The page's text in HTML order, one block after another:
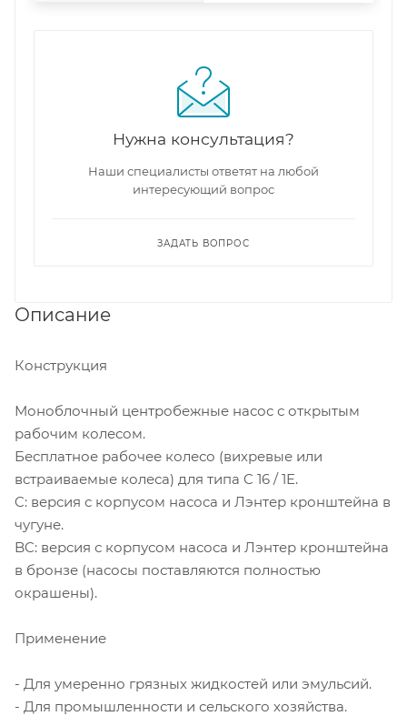
Нужна консультация?
Наши специалисты ответят на любой
интересующий вопрос
ЗАДАТЬ ВОПРОС
Описание
Конструкция
Моноблочный центробежные насос с открытым
рабочим колесом.
Бесплатное рабочее колесо (вихревые или
встраиваемые колеса) для типа C 16 / 1E.
C: версия с корпусом насоса и Лэнтер кронштейна в
чугуне.
BC: версия с корпусом насоса и Лэнтер кронштейна
в бронзе (насосы поставляются полностью
окрашены).
Применение
- Для умеренно грязных жидкостей или эмульсий.
- Для промышленности и сельского хозяйства.